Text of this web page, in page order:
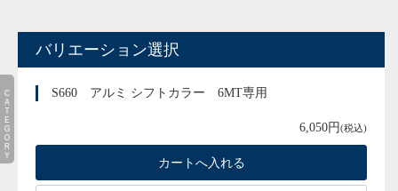
バリエーション選択
S660 アルミ シフトカラー 6MT専用
6,050円(税込)
ＣＡＴＥＧＯＲＹ